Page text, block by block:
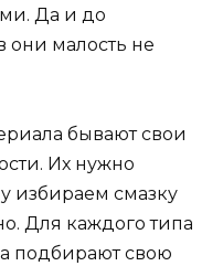
Да и до
они малость не
бывают свои
Их нужно
избираем смазку
Для каждого типа
подбирают свою